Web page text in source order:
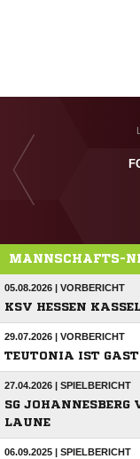
MANNSCHAFTS-
05.08.2026 | VORBERICHT
KSV HESSEN
29.07.2026 | VORBERICHT
TEUTONIA IST
27.04.2026 | SPIELBERICHT
SG JOHANNESBERG
LAUNE
06.09.2025 | SPIELBERICHT